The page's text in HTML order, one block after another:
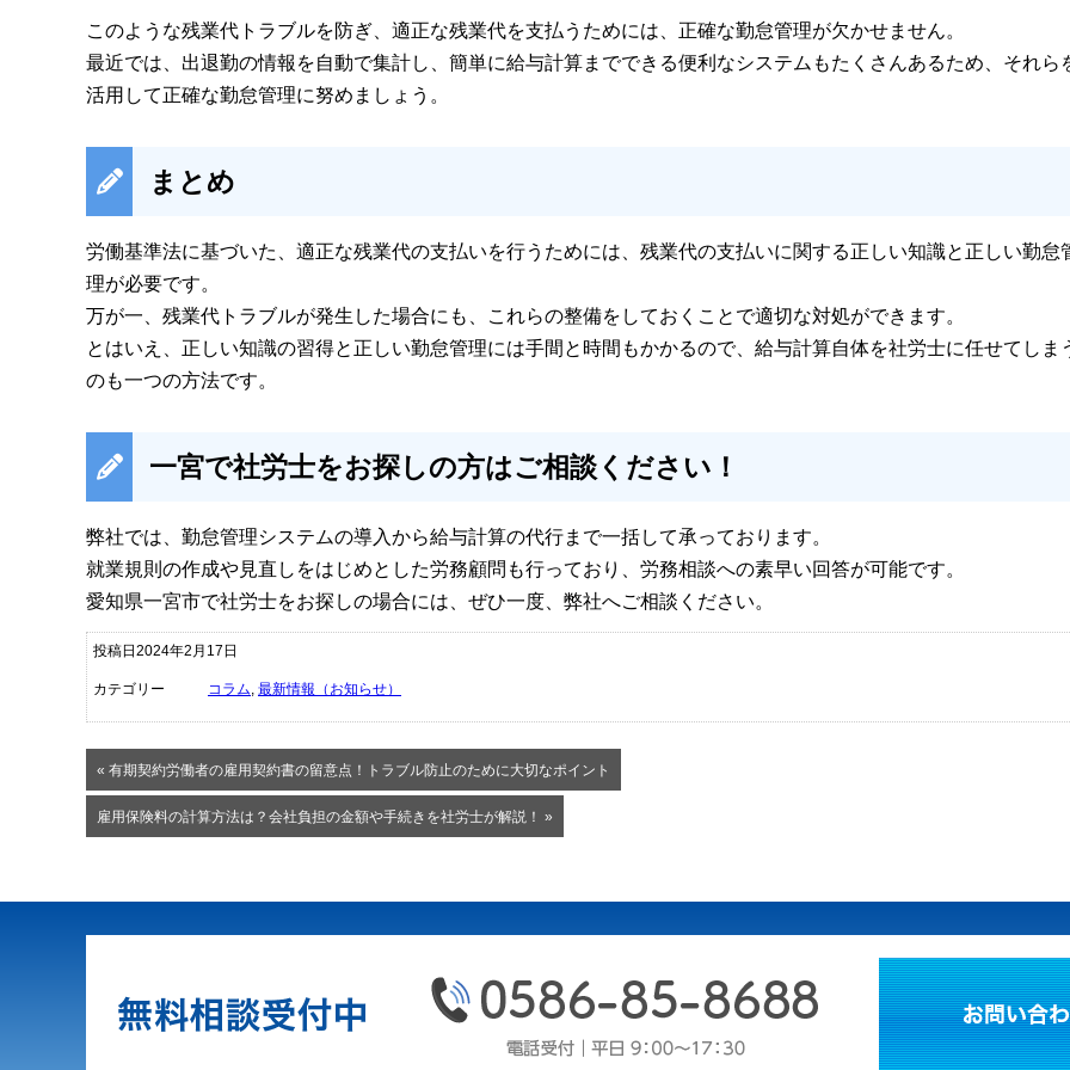
このような残業代トラブルを防ぎ、適正な残業代を支払うためには、正確な勤怠管理が欠かせません。
最近では、出退勤の情報を自動で集計し、簡単に給与計算までできる便利なシステムもたくさんあるため、それら
活用して正確な勤怠管理に努めましょう。
まとめ
労働基準法に基づいた、適正な残業代の支払いを行うためには、残業代の支払いに関する正しい知識と正しい勤怠
理が必要です。
万が一、残業代トラブルが発生した場合にも、これらの整備をしておくことで適切な対処ができます。
とはいえ、正しい知識の習得と正しい勤怠管理には手間と時間もかかるので、給与計算自体を社労士に任せてしま
のも一つの方法です。
一宮で社労士をお探しの方はご相談ください！
弊社では、勤怠管理システムの導入から給与計算の代行まで一括して承っております。
就業規則の作成や見直しをはじめとした労務顧問も行っており、労務相談への素早い回答が可能です。
愛知県一宮市で社労士をお探しの場合には、ぜひ一度、弊社へご相談ください。
投稿日2024年2月17日
カテゴリー コラム, 最新情報（お知らせ）
« 有期契約労働者の雇用契約書の留意点！トラブル防止のために大切なポイント
雇用保険料の計算方法は？会社負担の金額や手続きを社労士が解説！ »